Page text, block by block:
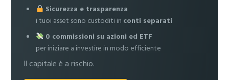
Sicurezza e trasparenza
i tuoi asset sono custoditi in conti separati
0 commissioni su azioni ed ETF
per iniziare a investire in modo efficiente
Il capitale è a rischio.